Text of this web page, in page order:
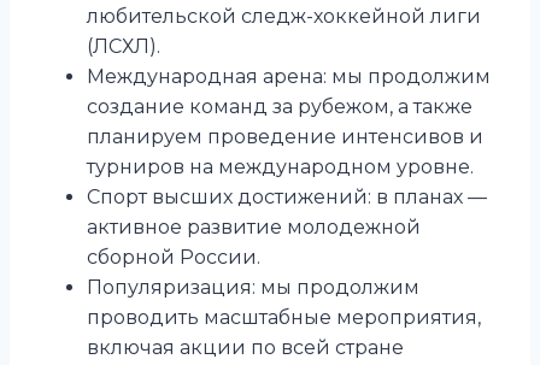
любительской следж-хоккейной лиги
(ЛСХЛ).
Международная арена: мы продолжим
создание команд за рубежом, а также
планируем проведение интенсивов и
турниров на международном уровне.
Спорт высших достижений: в планах —
активное развитие молодежной
сборной России.
Популяризация: мы продолжим
проводить масштабные мероприятия,
включая акции по всей стране